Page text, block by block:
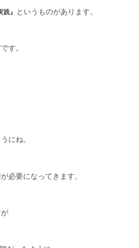
践』 というものがあります。
す。
にね。
必要になってきます。